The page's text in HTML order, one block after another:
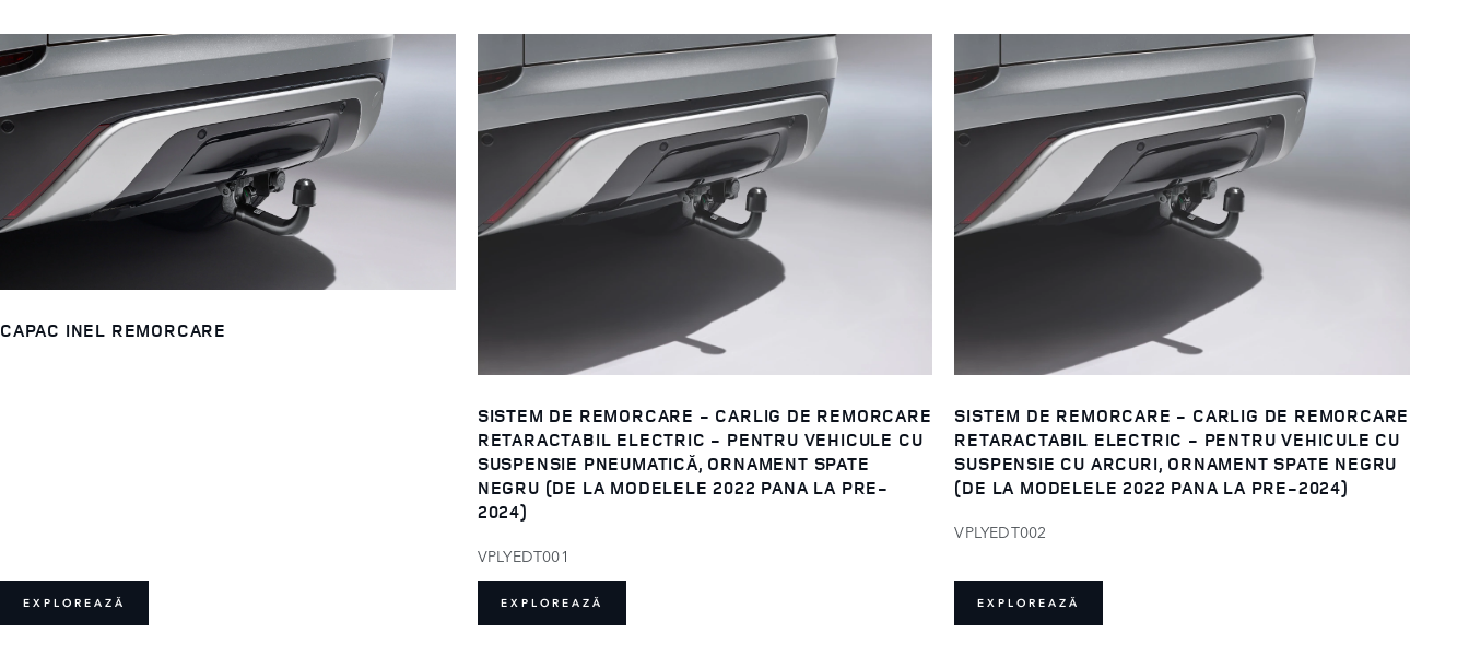
CAPAC INEL REMORCARE
EXPLOREAZĂ
SISTEM DE REMORCARE - CARLIG DE REMORCARE
RETARACTABIL ELECTRIC - PENTRU VEHICULE CU
SUSPENSIE PNEUMATICĂ, ORNAMENT SPATE
NEGRU (DE LA MODELELE 2022 PANA LA PRE-
2024)
VPLYEDT001
EXPLOREAZĂ
SISTEM DE REMORCARE - CARLIG DE REMORCARE
RETARACTABIL ELECTRIC - PENTRU VEHICULE CU
SUSPENSIE CU ARCURI, ORNAMENT SPATE NEGRU
(DE LA MODELELE 2022 PANA LA PRE-2024)
VPLYEDT002
EXPLOREAZĂ